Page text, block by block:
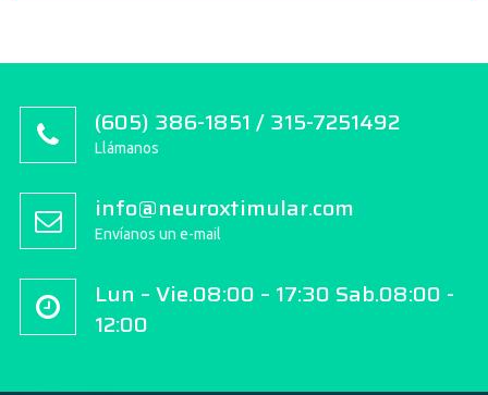
(605) 386-1851 / 315-7251492
Llámanos
info@neuroxtimular.com
Envíanos un e-mail
Lun – Vie.08:00 – 17:30 Sab.08:00 -
12:00